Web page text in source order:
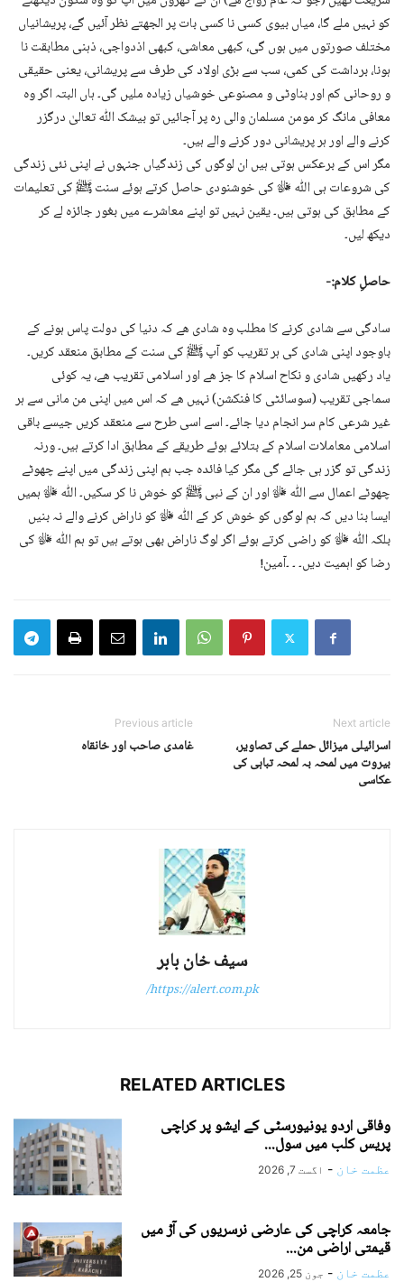
کو نہیں ملے گا، میاں بیوی کسی نا کسی بات پر الجھتے نظر آئیں گے، پریشانیاں
مختلف صورتوں میں ہوں گی، کبھی معاشی، کبھی اذدواجی، ذہنی مطابقت نا
ہونا، برداشت کی کمی، سب سے بڑی اولاد کی طرف سے پریشانی، یعنی حقیقی
و روحانی کم اور بناوٹی و مصنوعی خوشیاں زیادہ ملیں گی۔ ہاں البتہ اگر وہ
معافی مانگ کر مومن مسلمان والی رہ پر آجائیں تو بیشک اللّٰه تعالیٰ درگزر
کرنے والے اور ہر پریشانی دور کرنے والے ہیں۔
مگر اس کے برعکس ہوتی ہیں ان لوگوں کی زندگیاں جنہوں نے اپنی نئی زندگی
کی شروعات ہی اللّٰه ﷻ کی خوشنودی حاصل کرتے ہوئے سنت ﷺ کی تعلیمات
کے مطابق کی ہوتی ہیں۔ یقین نہیں تو اپنے معاشرے میں بغور جائزہ لے کر
دیکھ لیں۔
حاصلِ کلام:-
سادگی سے شادی کرنے کا مطلب وہ شادی ھے کہ دنیا کی دولت پاس ہونے کے
باوجود اپنی شادی کی ہر تقریب کو آپ ﷺ کی سنت کے مطابق منعقد کریں۔
یاد رکھیں شادی و نکاح اسلام کا جز ھے اور اسلامی تقریب ھے، یہ کوئی
سماجی تقریب (سوسائٹی کا فنکشن) نہیں ھے کہ اس میں اپنی من مانی سے ہر
غیر شرعی کام سر انجام دیا جائے۔ اسے اسی طرح سے منعقد کریں جیسے باقی
اسلامی معاملات اسلام کے بتلائے ہوئے طریقے کے مطابق ادا کرتے ہیں۔ ورنہ
زندگی تو گزر ہی جائے گی مگر کیا فائدہ جب ہم اپنی زندگی میں اپنے چھوٹے
چھوٹے اعمال سے اللّٰه ﷻ اور ان کے نبی ﷺ کو خوش نا کر سکیں۔ اللّٰه ﷻ ہمیں
ایسا بنا دیں کہ ہم لوگوں کو خوش کر کے اللّٰه ﷻ کو ناراض کرنے والے نہ بنیں
بلکہ اللّٰه ﷻ کو راضی کرتے ہوئے اگر لوگ ناراض بھی ہوتے ہیں تو ہم اللّٰه ﷻ کی
رضا کو اہمیت دیں۔ ۔ ۔آمین!
Previous article
غامدی صاحب اور خانقاہ
Next article
اسرائیلی میزائل حملے کی تصاویر،
بیروت میں لمحہ بہ لمحہ تباہی کی
عکاسی
سیف خان بابر
https://alert.com.pk/
RELATED ARTICLES
وفاقی اردو یونیورسٹی کے ایشو پر کراچی
پریس کلب میں سول...
عظمت خان - اگست 7, 2026
جامعہ کراچی کی عارضی نرسریوں کی آڑ میں
قیمتی اراضی من...
عظمت خان - جون 25, 2026